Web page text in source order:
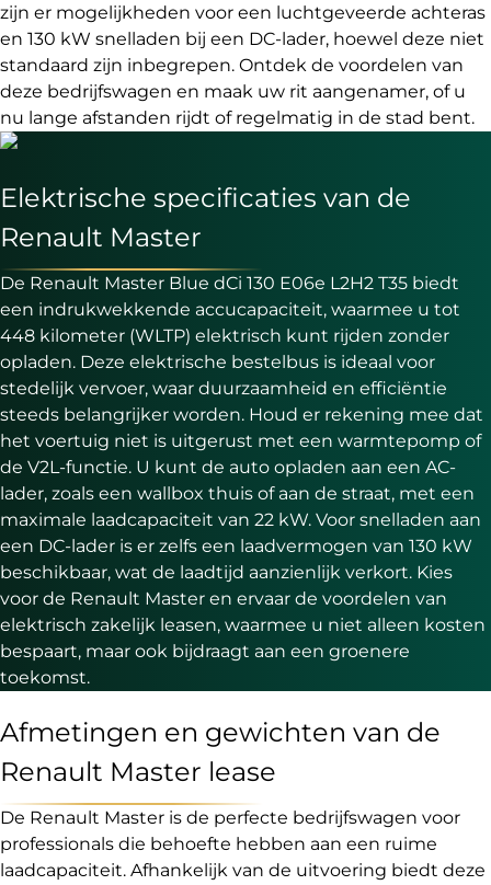
zijn er mogelijkheden voor een luchtgeveerde achteras
en 130 kW snelladen bij een DC-lader, hoewel deze niet
standaard zijn inbegrepen. Ontdek de voordelen van
deze bedrijfswagen en maak uw rit aangenamer, of u
nu lange afstanden rijdt of regelmatig in de stad bent.
Elektrische specificaties van de
Renault Master
De Renault Master Blue dCi 130 E06e L2H2 T35 biedt
een indrukwekkende accucapaciteit, waarmee u tot
448 kilometer (WLTP) elektrisch kunt rijden zonder
opladen. Deze elektrische bestelbus is ideaal voor
stedelijk vervoer, waar duurzaamheid en efficiëntie
steeds belangrijker worden. Houd er rekening mee dat
het voertuig niet is uitgerust met een warmtepomp of
de V2L-functie. U kunt de auto opladen aan een AC-
lader, zoals een wallbox thuis of aan de straat, met een
maximale laadcapaciteit van 22 kW. Voor snelladen aan
een DC-lader is er zelfs een laadvermogen van 130 kW
beschikbaar, wat de laadtijd aanzienlijk verkort. Kies
voor de Renault Master en ervaar de voordelen van
elektrisch zakelijk leasen, waarmee u niet alleen kosten
bespaart, maar ook bijdraagt aan een groenere
toekomst.
Afmetingen en gewichten van de
Renault Master lease
De Renault Master is de perfecte bedrijfswagen voor
professionals die behoefte hebben aan een ruime
laadcapaciteit. Afhankelijk van de uitvoering biedt deze